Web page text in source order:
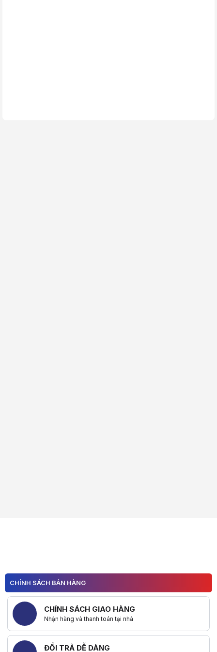
CHÍNH SÁCH BÁN HÀNG
CHÍNH SÁCH GIAO HÀNG
Nhận hàng và thanh toán tại nhà
ĐỔI TRẢ DỄ DÀNG